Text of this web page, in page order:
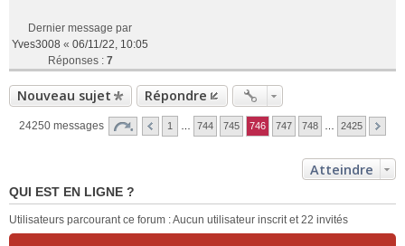
Dernier message par
Yves3008 « 06/11/22, 10:05
Réponses : 7
Nouveau sujet Répondre
24250 messages 1 744 745 746 747 748 2425
Atteindre
QUI EST EN LIGNE ?
Utilisateurs parcourant ce forum : Aucun utilisateur inscrit et 22 invités